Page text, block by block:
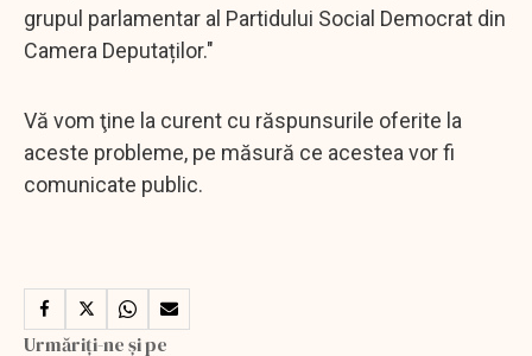
grupul parlamentar al Partidului Social Democrat din
Camera Deputaților."
Vă vom ţine la curent cu răspunsurile oferite la
aceste probleme, pe măsură ce acestea vor fi
comunicate public.
Urmăriți-ne și pe